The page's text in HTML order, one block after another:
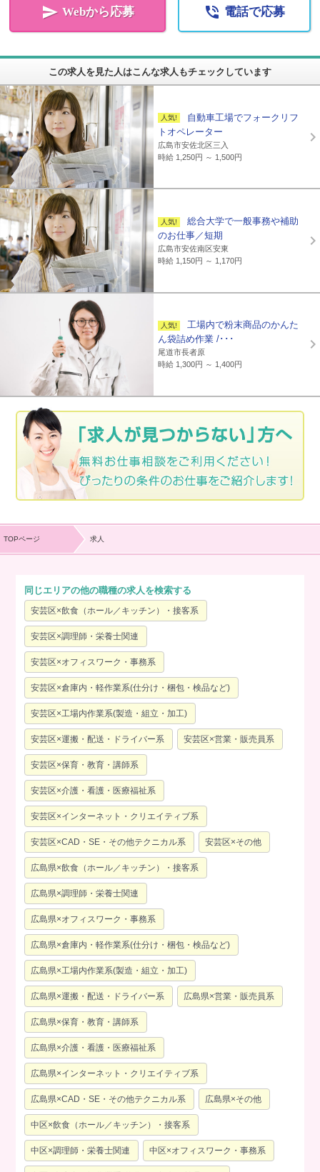
 Webから応募  電話で応募
この求人を見た人はこんな求人もチェックしています
自動車工場でフォークリフ
トオペレーター
広島市安佐北区三入
時給 1,250円 ～ 1,500円
総合大学で一般事務や補助
のお仕事／短期
広島市安佐南区安東
時給 1,150円 ～ 1,170円
工場内で粉末商品のかんた
ん袋詰め作業 /･･･
尾道市長者原
時給 1,300円 ～ 1,400円
TOPページ 求人
同じエリアの他の職種の求人を検索する
安芸区×飲食（ホール／キッチン）・接客系
安芸区×調理師・栄養士関連
安芸区×オフィスワーク・事務系
安芸区×倉庫内・軽作業系(仕分け・梱包・検品など)
安芸区×工場内作業系(製造・組立・加工)
安芸区×運搬・配送・ドライバー系 安芸区×営業・販売員系
安芸区×保育・教育・講師系
安芸区×介護・看護・医療福祉系
安芸区×インターネット・クリエイティブ系
安芸区×CAD・SE・その他テクニカル系 安芸区×その他
広島県×飲食（ホール／キッチン）・接客系
広島県×調理師・栄養士関連
広島県×オフィスワーク・事務系
広島県×倉庫内・軽作業系(仕分け・梱包・検品など)
広島県×工場内作業系(製造・組立・加工)
広島県×運搬・配送・ドライバー系 広島県×営業・販売員系
広島県×保育・教育・講師系
広島県×介護・看護・医療福祉系
広島県×インターネット・クリエイティブ系
広島県×CAD・SE・その他テクニカル系 広島県×その他
中区×飲食（ホール／キッチン）・接客系
中区×調理師・栄養士関連 中区×オフィスワーク・事務系